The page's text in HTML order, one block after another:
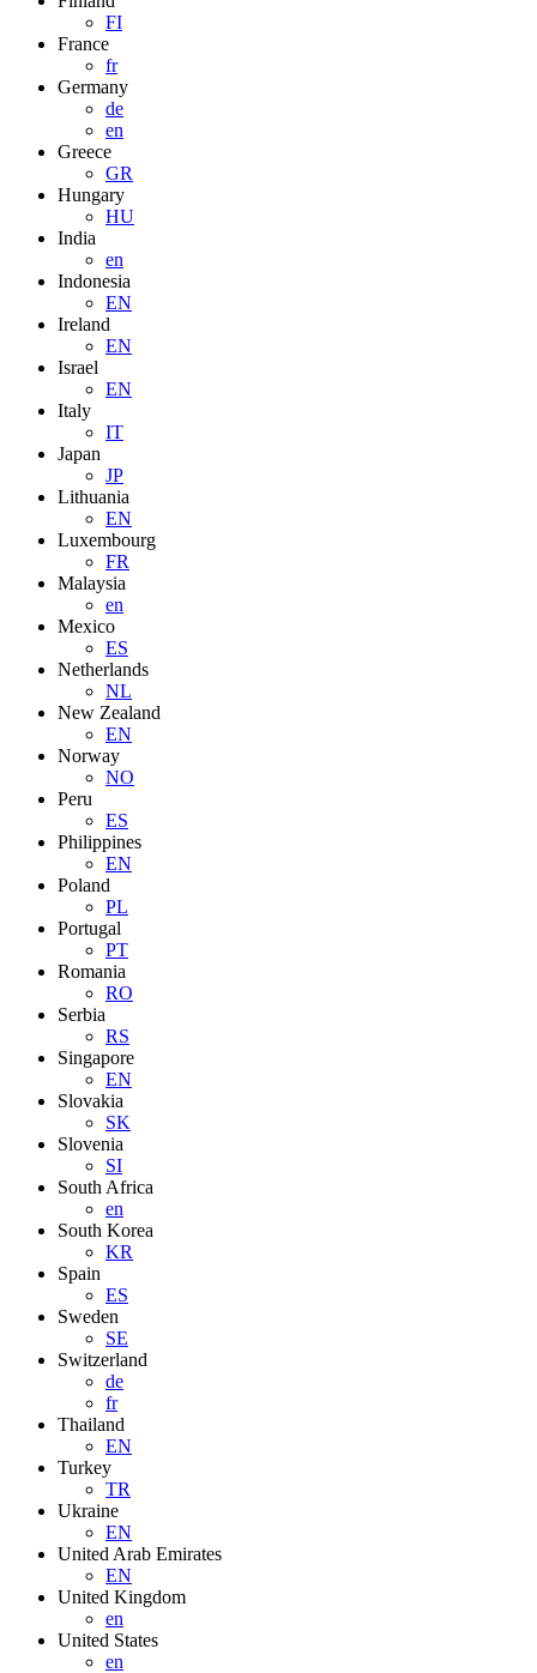
FI
France
fr
Germany
de
en
Greece
GR
Hungary
HU
India
en
Indonesia
EN
Ireland
EN
Israel
EN
Italy
IT
Japan
JP
Lithuania
EN
Luxembourg
FR
Malaysia
en
Mexico
ES
Netherlands
NL
New Zealand
EN
Norway
NO
Peru
ES
Philippines
EN
Poland
PL
Portugal
PT
Romania
RO
Serbia
RS
Singapore
EN
Slovakia
SK
Slovenia
SI
South Africa
en
South Korea
KR
Spain
ES
Sweden
SE
Switzerland
de
fr
Thailand
EN
Turkey
TR
Ukraine
EN
United Arab Emirates
EN
United Kingdom
en
United States
en